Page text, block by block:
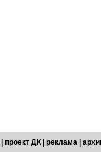
проект ДК реклама